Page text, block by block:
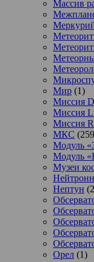
Массив
Мир (1)
Миссия
Миссия
Миссия
МКС
Модуль
Модуль
Музеи
Нептун
Орел (1)